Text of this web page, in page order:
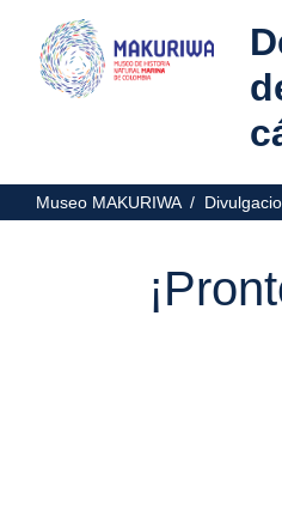
Museo MAKURIWA /